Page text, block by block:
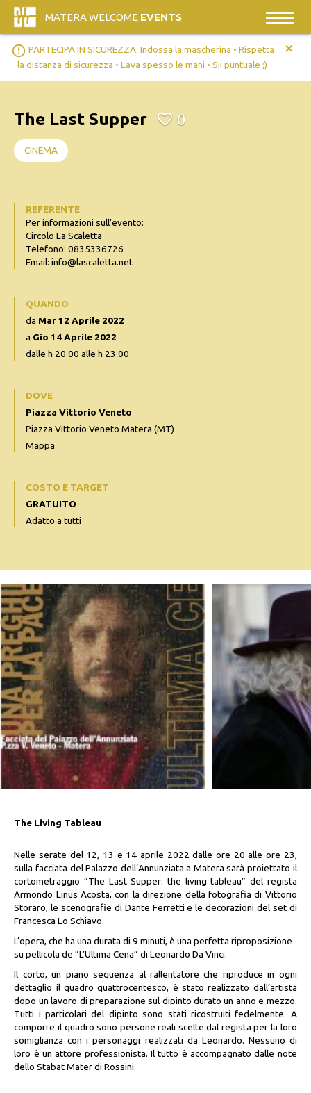
MATERA WELCOME EVENTS
error_outline PARTECIPA IN SICUREZZA: Indossa la mascherina • Rispetta
la distanza di sicurezza • Lava spesso le mani • Sii puntuale ;)
+
The Living Tableau
Nelle serate del 12, 13 e 14 aprile 2022 dalle ore 20 alle ore 23,
sulla facciata del Palazzo dell’Annunziata a Matera sarà proiettato il
cortometraggio “The Last Supper: the living tableau” del regista
Armondo Linus Acosta, con la direzione della fotografia di Vittorio
Storaro, le scenografie di Dante Ferretti e le decorazioni del set di
Francesca Lo Schiavo.
L’opera, che ha una durata di 9 minuti, è una perfetta riproposizione
su pellicola de “L’Ultima Cena” di Leonardo Da Vinci.
Il corto, un piano sequenza al rallentatore che riproduce in ogni
dettaglio il quadro quattrocentesco, è stato realizzato dall’artista
dopo un lavoro di preparazione sul dipinto durato un anno e mezzo.
Tutti i particolari del dipinto sono stati ricostruiti fedelmente. A
comporre il quadro sono persone reali scelte dal regista per la loro
somiglianza con i personaggi realizzati da Leonardo. Nessuno di
loro è un attore professionista. Il tutto è accompagnato dalle note
dello Stabat Mater di Rossini.
The Last Supper 0
CINEMA
REFERENTE
Per informazioni sull'evento:
Circolo La Scaletta
Telefono: 0835336726
Email: info@lascaletta.net
QUANDO
da Mar 12 Aprile 2022
a Gio 14 Aprile 2022
dalle h 20.00 alle h 23.00
DOVE
Piazza Vittorio Veneto
Piazza Vittorio Veneto Matera (MT)
Mappa
COSTO E TARGET
GRATUITO
Adatto a tutti